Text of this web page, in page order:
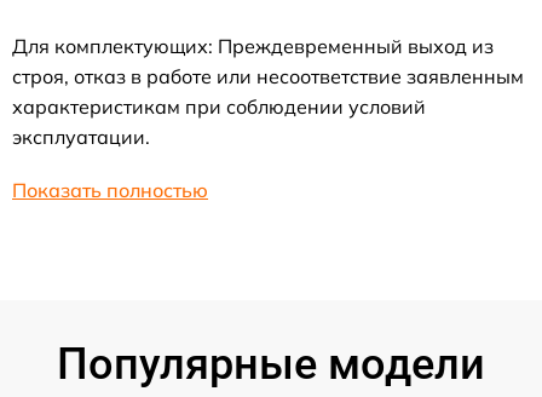
Для комплектующих: Преждевременный выход из
строя, отказ в работе или несоответствие заявленным
характеристикам при соблюдении условий
эксплуатации.
Показать полностью
Популярные модели